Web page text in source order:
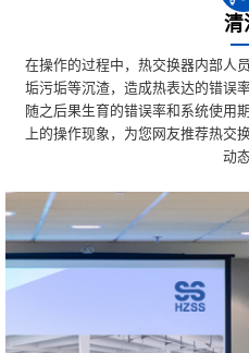
清
在操作的过程中，热交换器内部人
垢污垢等沉渣，造成热表达的错误
随之后果生育的错误率和系统使用
上的操作现象，为您网友推荐热交
动态